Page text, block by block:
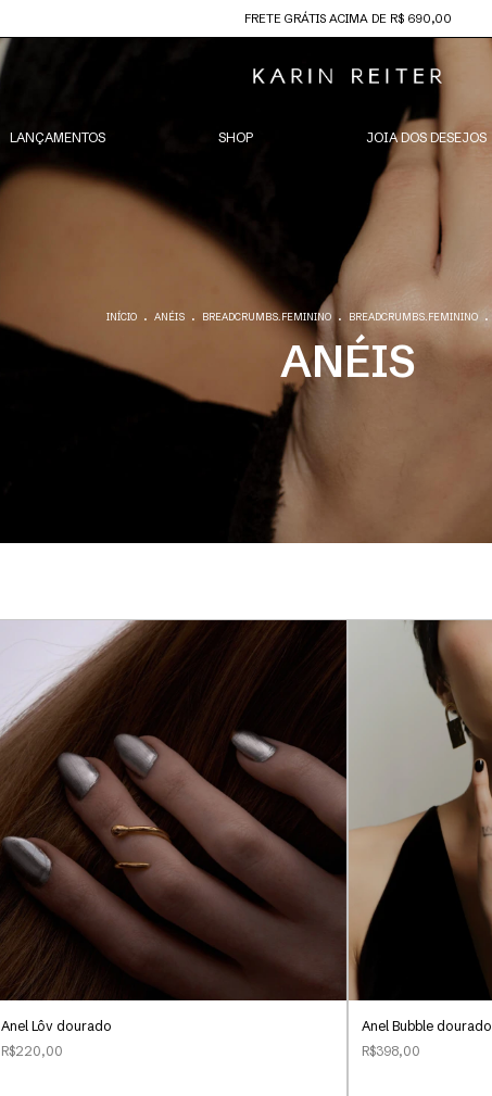
FRETE GRÁTIS ACIMA DE R$ 690,00
LANÇAMENTOS SHOP JOIA DOS DESEJOS
INÍCIO . ANÉIS . BREADCRUMBS.FEMININO . BREADCRUMBS.FEMININO .
ANÉIS
Anel Lôv dourado
R$220,00
Anel Bubble dourado
R$398,00